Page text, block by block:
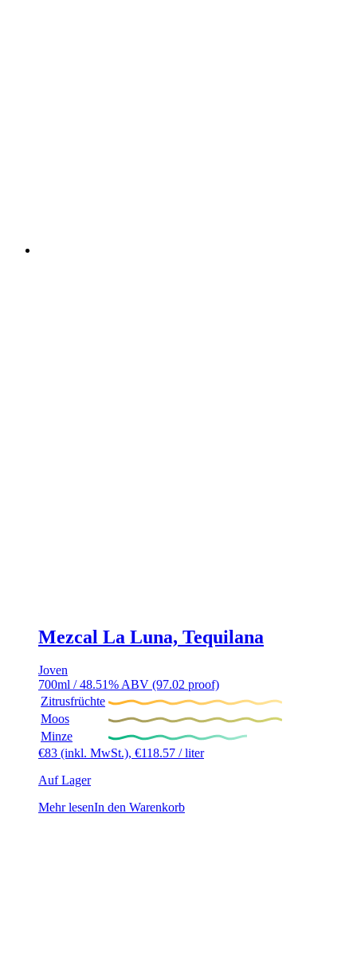
Mezcal La Luna, Tequilana
Joven
700ml / 48.51% ABV (97.02 proof)
Zitrusfrüchte
Moos
Minze
€83 (inkl. MwSt.), €118.57 / liter
Auf Lager
Mehr lesenIn den Warenkorb